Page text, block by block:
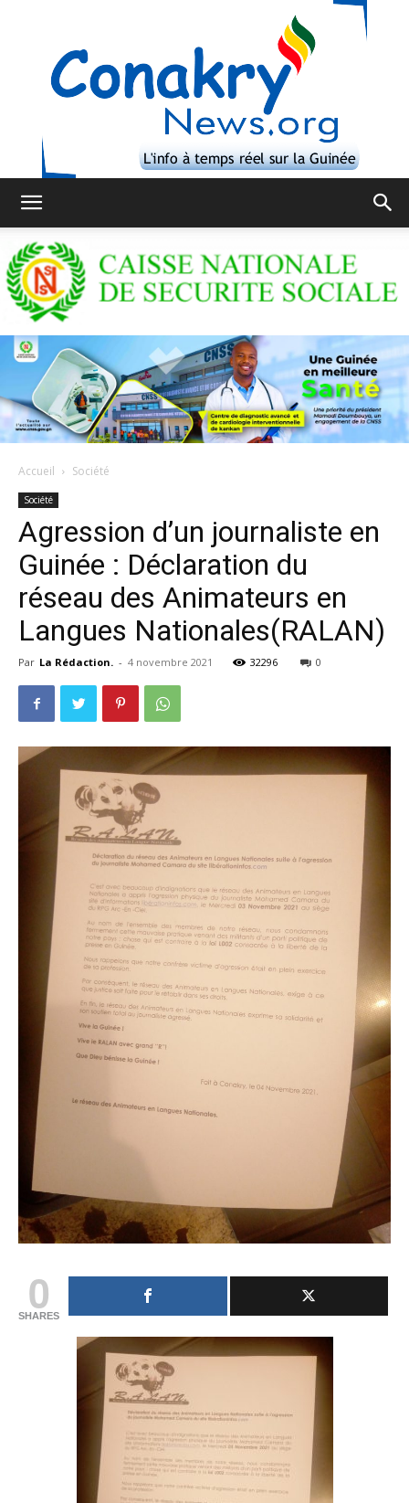
Accueil Société
Société
Agression d’un journaliste en
Guinée : Déclaration du
réseau des Animateurs en
Langues Nationales(RALAN)
Par La Rédaction. - 4 novembre 2021 32296 0
0
SHARES